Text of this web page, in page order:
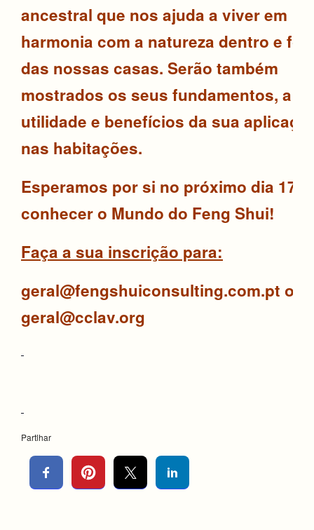
ancestral que nos ajuda a viver em
harmonia com a natureza dentro e
das nossas casas. Serão também
mostrados os seus fundamentos, a
utilidade e benefícios da sua
nas habitações.
Esperamos por si no próximo dia 17
conhecer o Mundo do Feng Shui!
Faça a sua inscrição para:
geral@fengshuiconsulting.com.pt ou
geral@cclav.org
Partlhar